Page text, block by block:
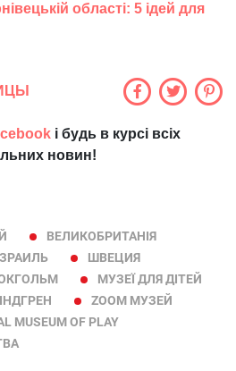
області: 5 ідей для
і будь в курсі всіх
новин!
ВЕЛИКОБРИТАНІЯ
ШВЕЦИЯ
МУЗЕЇ ДЛЯ ДІТЕЙ
ZOOM МУЗЕЙ
MUSEUM OF PLAY